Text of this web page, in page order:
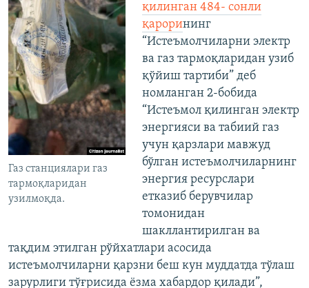
Газ станциялари газ
тармоқларидан
узилмоқда.
қилинган 484- сонли
қарорининг
“Истеъмолчиларни электр
ва газ тармоқларидан узиб
қўйиш тартиби” деб
номланган 2-бобида
“Истеъмол қилинган электр
энергияси ва табиий газ
учун қарзлари мавжуд
бўлган истеъмолчиларнинг
энергия ресурслари
етказиб берувчилар
томонидан
шакллантирилган ва
тақдим этилган рўйхатлари асосида
истеъмолчиларни қарзни беш кун муддатда тўлаш
зарурлиги тўғрисида ёзма хабардор қилади”,